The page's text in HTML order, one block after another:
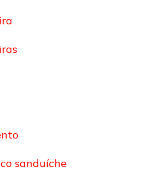
sanduíche